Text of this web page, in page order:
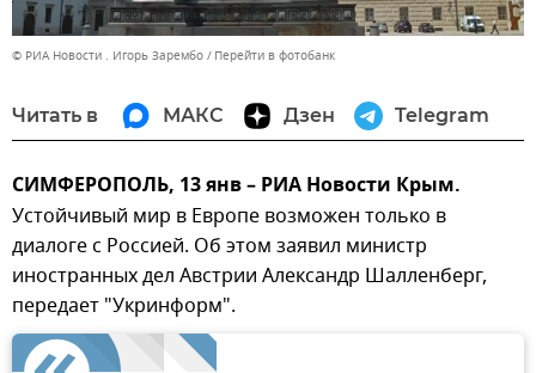
© РИА Новости . Игорь Зарембо Перейти в фотобанк
Читать в МАКС Дзен Telegram
СИМФЕРОПОЛЬ, 13 янв – РИА Новости Крым.
Устойчивый мир в Европе возможен только в
диалоге с Россией. Об этом заявил министр
иностранных дел Австрии Александр Шалленберг,
передает "Укринформ".